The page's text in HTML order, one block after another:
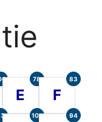
E
78
F
83
101 94